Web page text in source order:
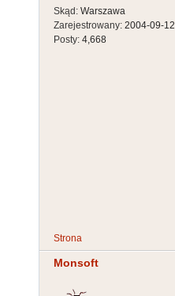
Skąd: Warszawa
Zarejestrowany: 2004-09-12
Posty: 4,668
Strona
Monsoft